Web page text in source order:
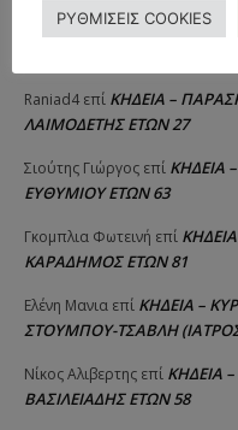
ΚΗΔΕΙΑ –
Raniad4 επί ΚΗΔΕΙΑ –
ΛΑΙΜΟΔΕΤΗΣ ΕΤΩΝ 27
Σιούτης Γιώργος επί ΚΗΔΕΙΑ
ΕΥΘΥΜΙΟΥ ΕΤΩΝ 63
Γκομπλια Φωτεινή επί
ΚΑΡΑΔΗΜΟΣ ΕΤΩΝ 81
Ελένη Μανια επί ΚΗΔΕΙΑ –
ΣΤΟΥΜΠΟΥ-ΤΣΑΒΛΗ
Νίκος Αλιβερτης επί ΚΗΔΕΙΑ
ΒΑΣΙΛΕΙΑΔΗΣ ΕΤΩΝ 58
ΡΥΘΜΙΣΕΙΣ COOKIES